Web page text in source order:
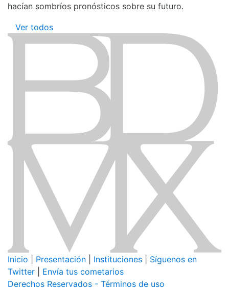
hacían sombríos pronósticos sobre su futuro.
Ver todos
Inicio Presentación Instituciones
Síguenos en
Twitter
Envía tus cometarios
Derechos Reservados - Términos de uso